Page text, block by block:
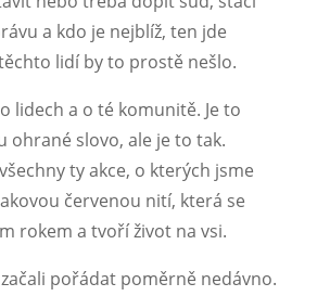
a kdo je nejblíž, ten jde
lidí by to prostě nešlo.
lidech a o té komunitě. Je to
ohrané slovo, ale je to tak.
ty akce, o kterých jsme
červenou nití, která se
rokem a tvoří život na vsi.
pořádat poměrně nedávno.